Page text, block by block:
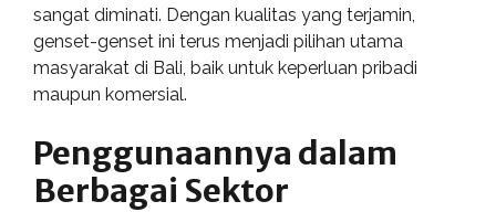
sangat diminati. Dengan kualitas yang terjamin,
genset-genset ini terus menjadi pilihan utama
masyarakat di Bali, baik untuk keperluan pribadi
maupun komersial.
Penggunaannya dalam
Berbagai Sektor